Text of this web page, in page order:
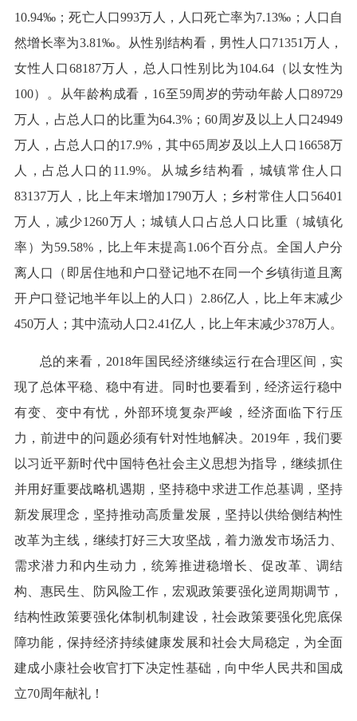
10.94‰；死亡人口993万人，人口死亡率为7.13‰；人口自
然增长率为3.81‰。从性别结构看，男性人口71351万人，
女性人口68187万人，总人口性别比为104.64（以女性为
100）。从年龄构成看，16至59周岁的劳动年龄人口89729
万人，占总人口的比重为64.3%；60周岁及以上人口24949
万人，占总人口的17.9%，其中65周岁及以上人口16658万
人，占总人口的11.9%。从城乡结构看，城镇常住人口
83137万人，比上年末增加1790万人；乡村常住人口56401
万人，减少1260万人；城镇人口占总人口比重（城镇化
率）为59.58%，比上年末提高1.06个百分点。全国人户分
离人口（即居住地和户口登记地不在同一个乡镇街道且离
开户口登记地半年以上的人口）2.86亿人，比上年末减少
450万人；其中流动人口2.41亿人，比上年末减少378万人。
总的来看，2018年国民经济继续运行在合理区间，实
现了总体平稳、稳中有进。同时也要看到，经济运行稳中
有变、变中有忧，外部环境复杂严峻，经济面临下行压
力，前进中的问题必须有针对性地解决。2019年，我们要
以习近平新时代中国特色社会主义思想为指导，继续抓住
并用好重要战略机遇期，坚持稳中求进工作总基调，坚持
新发展理念，坚持推动高质量发展，坚持以供给侧结构性
改革为主线，继续打好三大攻坚战，着力激发市场活力、
需求潜力和内生动力，统筹推进稳增长、促改革、调结
构、惠民生、防风险工作，宏观政策要强化逆周期调节，
结构性政策要强化体制机制建设，社会政策要强化兜底保
障功能，保持经济持续健康发展和社会大局稳定，为全面
建成小康社会收官打下决定性基础，向中华人民共和国成
立70周年献礼！